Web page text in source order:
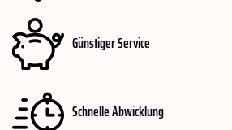
Günstiger Service
Schnelle Abwicklung